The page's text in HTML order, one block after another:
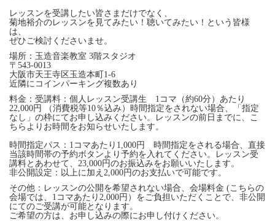
レッスンを受講したい皆さまだけでなく、
菊地裕介のレッスンを見てみたい！聴いてみたい！という皆様
は、
ぜひご検討くださいませ。
場所：玉造音楽教室 3階スタジオ
〒543-0013
大阪市天王寺区玉造本町1-6
近隣にコインパーキング複数あり
料金：受講料：個人レッスン受講生 1コマ（約60分）あたり
22,000円 （消費税等10％込み）時間指定をされない場合、「指定
なし」の枠にてお申し込みください。レッスンの前日までに、こ
ちらよりお時間をお知らせいたします。
時間指定パス：1コマあたり1,000円 時間指定をされる場合、直接
当該時間帯の予約ボタンより予約を入れてください。レッスン受
講料とあわせて、23,000円のお振込みをお願いいたします。
非公開設定：以上に加え2,000円のお支払いで可能です。
その他：レッスンの公開を希望されない場合、会場料金 (こちらの
会場では、1コマあたり2,000円）をご負担いただくことで、非公開
にてのご受講が可能となります。
ご希望の方は、お申し込みの際にお申し付けください。